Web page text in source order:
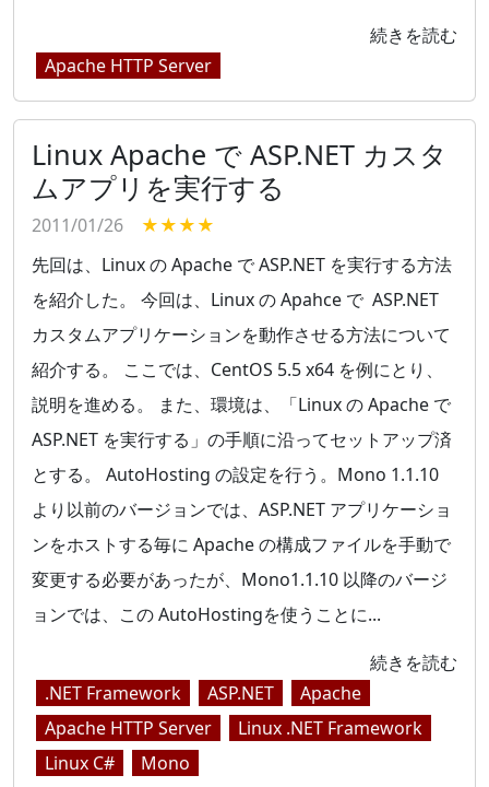
続きを読む
Apache HTTP Server
Linux Apache で ASP.NET カスタ
ムアプリを実行する
2011/01/26
★★★★
先回は、Linux の Apache で ASP.NET を実行する方法
を紹介した。 今回は、Linux の Apahce で ASP.NET
カスタムアプリケーションを動作させる方法について
紹介する。 ここでは、CentOS 5.5 x64 を例にとり、
説明を進める。 また、環境は、「Linux の Apache で
ASP.NET を実行する」の手順に沿ってセットアップ済
とする。 AutoHosting の設定を行う。Mono 1.1.10
より以前のバージョンでは、ASP.NET アプリケーショ
ンをホストする毎に Apache の構成ファイルを手動で
変更する必要があったが、Mono1.1.10 以降のバージ
ョンでは、この AutoHostingを使うことに...
続きを読む
.NET Framework
ASP.NET
Apache
Apache HTTP Server
Linux .NET Framework
Linux C#
Mono